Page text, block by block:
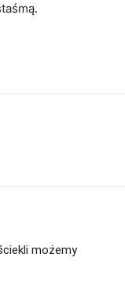
możemy